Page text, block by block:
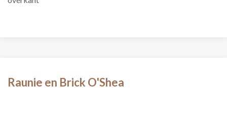
Raunie en Brick O'Shea